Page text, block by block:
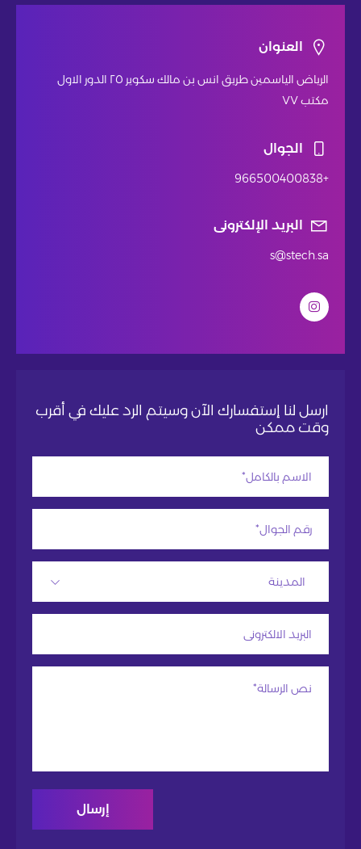
العنوان
الرياض الياسمين طريق انس بن مالك سكوير ٢٥ الدور الاول
مكتب ٧٧
الجوال
+966500400838
البريد الإلكترونى
s@stech.sa
ارسل لنا إستفسارك الآن وسيتم الرد عليك في أقرب
وقت ممكن
المدينة